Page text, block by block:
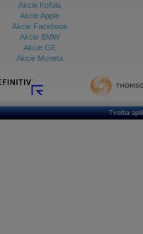
Akcie Kofola
Akcie Apple
Akcie Facebook
Akcie BMW
Akcie GE
Akcie Moneta
Tvorba